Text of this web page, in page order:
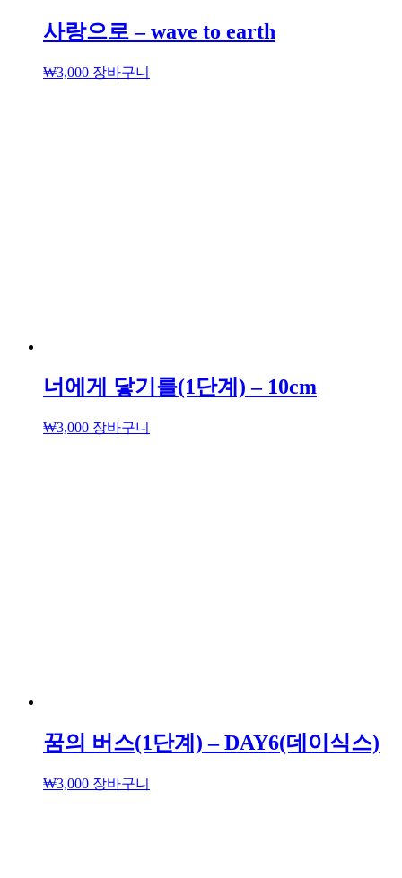
사랑으로 – wave to earth
₩3,000 장바구니
너에게 닿기를(1단계) – 10cm
₩3,000 장바구니
꿈의 버스(1단계) – DAY6(데이식스)
₩3,000 장바구니